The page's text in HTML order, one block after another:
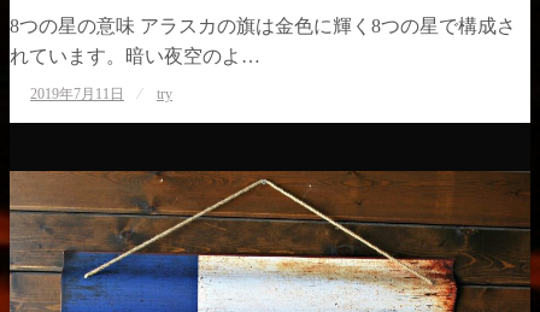
8つの星の意味 アラスカの旗は金色に輝く8つの星で構成さ
れています。暗い夜空のよ…
投
稿
2019年7月11日 try